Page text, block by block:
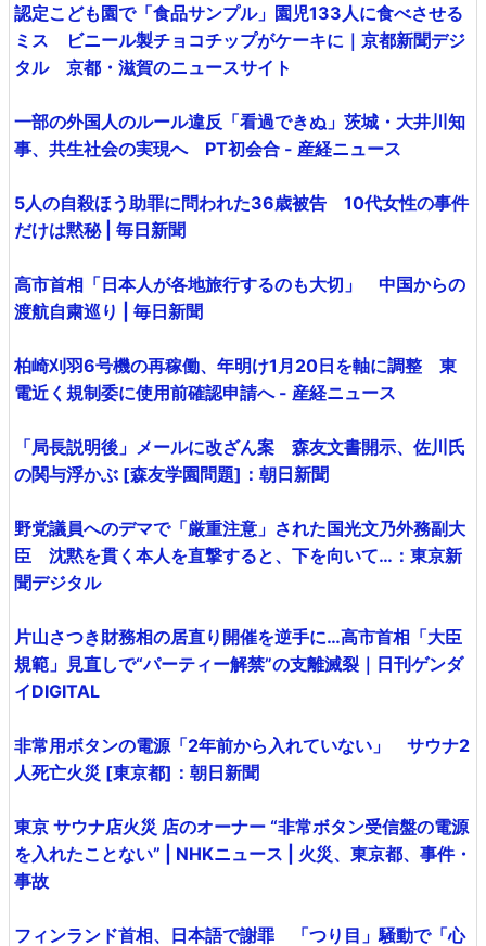
認定こども園で「食品サンプル」園児133人に食べさせる
ミス ビニール製チョコチップがケーキに｜京都新聞デジ
タル 京都・滋賀のニュースサイト
一部の外国人のルール違反「看過できぬ」茨城・大井川知
事、共生社会の実現へ PT初会合 - 産経ニュース
5人の自殺ほう助罪に問われた36歳被告 10代女性の事件
だけは黙秘 | 毎日新聞
高市首相「日本人が各地旅行するのも大切」 中国からの
渡航自粛巡り | 毎日新聞
柏崎刈羽6号機の再稼働、年明け1月20日を軸に調整 東
電近く規制委に使用前確認申請へ - 産経ニュース
「局長説明後」メールに改ざん案 森友文書開示、佐川氏
の関与浮かぶ [森友学園問題]：朝日新聞
野党議員へのデマで「厳重注意」された国光文乃外務副大
臣 沈黙を貫く本人を直撃すると、下を向いて…：東京新
聞デジタル
片山さつき財務相の居直り開催を逆手に…高市首相「大臣
規範」見直しで“パーティー解禁”の支離滅裂｜日刊ゲンダ
イDIGITAL
非常用ボタンの電源「2年前から入れていない」 サウナ2
人死亡火災 [東京都]：朝日新聞
東京 サウナ店火災 店のオーナー “非常ボタン受信盤の電源
を入れたことない” | NHKニュース | 火災、東京都、事件・
事故
フィンランド首相、日本語で謝罪 「つり目」騒動で「心